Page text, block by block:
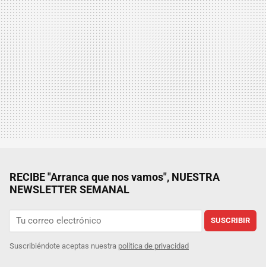
RECIBE "Arranca que nos vamos", NUESTRA
NEWSLETTER SEMANAL
SUSCRIBIR
Suscribiéndote aceptas nuestra política de privacidad